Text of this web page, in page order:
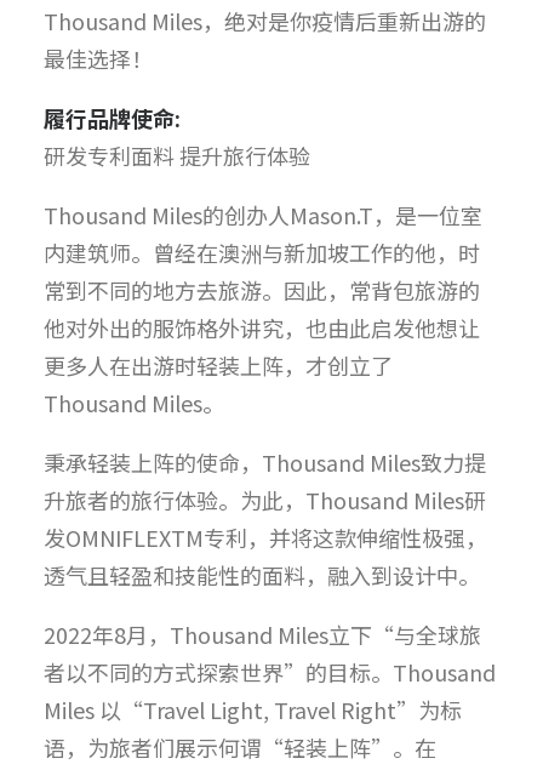
Thousand Miles，绝对是你疫情后重新出游的
最佳选择！
履行品牌使命:
研发专利面料 提升旅行体验
Thousand Miles的创办人Mason.T，是一位室
内建筑师。曾经在澳洲与新加坡工作的他，时
常到不同的地方去旅游。因此，常背包旅游的
他对外出的服饰格外讲究，也由此启发他想让
更多人在出游时轻装上阵，才创立了
Thousand Miles。
秉承轻装上阵的使命，Thousand Miles致力提
升旅者的旅行体验。为此，Thousand Miles研
发OMNIFLEXTM专利，并将这款伸缩性极强，
透气且轻盈和技能性的面料，融入到设计中。
2022年8月，Thousand Miles立下“与全球旅
者以不同的方式探索世界”的目标。Thousand
Miles 以“Travel Light, Travel Right”为标
语，为旅者们展示何谓“轻装上阵”。在